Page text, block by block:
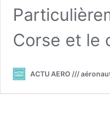
Corse et
ACTU AERO ///